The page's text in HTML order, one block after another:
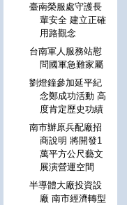
臺南榮服處守護長
輩安全 建立正確
用路觀念
台南軍人服務站慰
問國軍急難家屬
劉燈鐘參加延平紀
念鄭成功活動 高
度肯定歷史功績
南市辦原兵配廠招
商說明 將開發1
萬平方公尺藝文
展演營運空間
半導體大廠投資設
廠 南市經濟轉型